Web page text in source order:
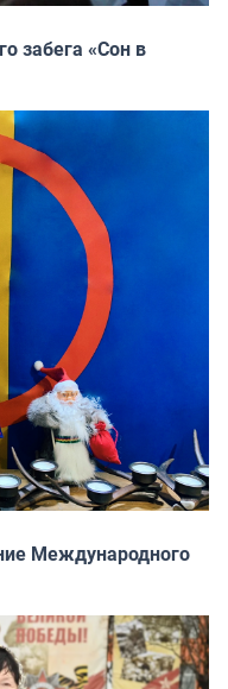
забега «Сон в
Международного